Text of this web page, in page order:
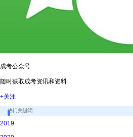
成考公众号
随时获取成考资讯和资料
+关注
热门关键词:
2019